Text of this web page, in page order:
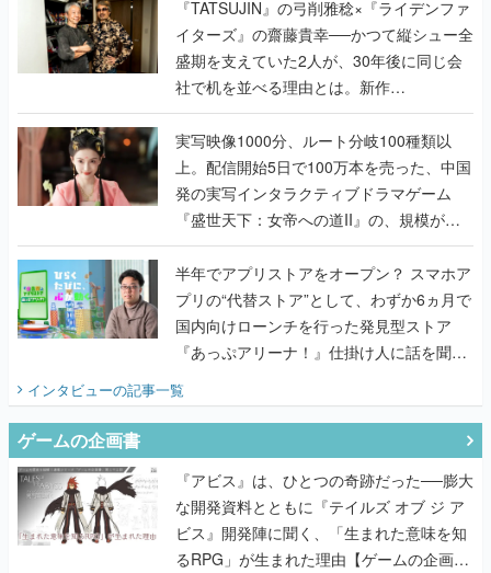
く
『TATSUJIN』の弓削雅稔×『ライデンファ
イターズ』の齋藤貴幸──かつて縦シュー全
盛期を支えていた2人が、30年後に同じ会
社で机を並べる理由とは。新作
『TATSUJIN EXTREME』で初タッグを組
んだレジェンド2人に訊く開発秘話
実写映像1000分、ルート分岐100種類以
上。配信開始5日で100万本を売った、中国
発の実写インタラクティブドラマゲーム
『盛世天下：女帝への道II』の、規模が違
うこだわりをプロデューサーに聞いた
半年でアプリストアをオープン？ スマホア
プリの“代替ストア”として、わずか6ヵ月で
国内向けローンチを行った発見型ストア
『あっぷアリーナ！』仕掛け人に話を聞い
てみた
インタビューの記事一覧
ゲームの企画書
『アビス』は、ひとつの奇跡だった──膨大
な開発資料とともに『テイルズ オブ ジ ア
ビス』開発陣に聞く、「生まれた意味を知
るRPG」が生まれた理由【ゲームの企画